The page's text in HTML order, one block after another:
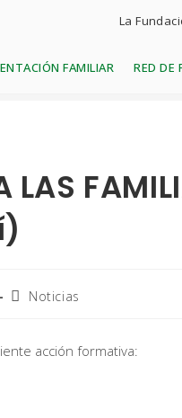
La
FAMILIAR RED DE
LAS
Noticias
acción formativa: